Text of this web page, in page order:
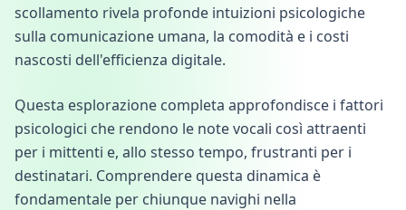
scollamento rivela profonde intuizioni psicologiche
sulla comunicazione umana, la comodità e i costi
nascosti dell'efficienza digitale.
Questa esplorazione completa approfondisce i fattori
psicologici che rendono le note vocali così attraenti
per i mittenti e, allo stesso tempo, frustranti per i
destinatari. Comprendere questa dinamica è
fondamentale per chiunque navighi nella